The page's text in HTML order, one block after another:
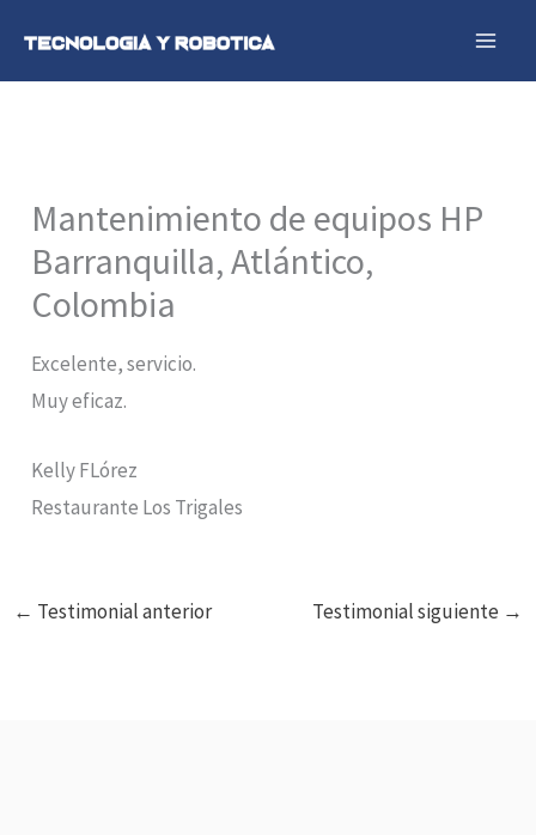
Mantenimiento de equipos HP
Barranquilla, Atlántico,
Colombia
Excelente, servicio.
Muy eficaz.
Kelly FLórez
Restaurante Los Trigales
← Testimonial anterior Testimonial siguiente →